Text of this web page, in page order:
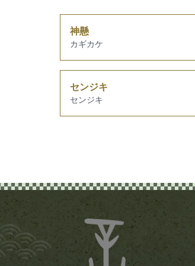
神懸
カギカケ
センジキ
センジキ